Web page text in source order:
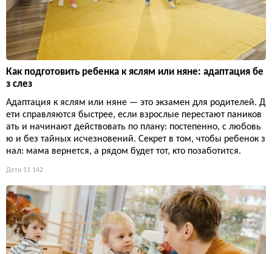
Как подготовить ребенка к яслям или няне: адаптация бе
з слез
Адаптация к яслям или няне — это экзамен для родителей. Д
ети справляются быстрее, если взрослые перестают паников
ать и начинают действовать по плану: постепенно, с любовь
ю и без тайных исчезновений. Секрет в том, чтобы ребенок з
нал: мама вернется, а рядом будет тот, кто позаботится.
Дети 11 142